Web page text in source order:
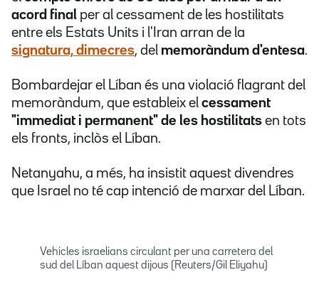
acord final per al cessament de les hostilitats
entre els Estats Units i l'Iran arran de la
signatura, dimecres, del memoràndum d'entesa.
Bombardejar el Líban és una violació flagrant del
memoràndum, que estableix el cessament
"immediat i permanent" de les hostilitats en tots
els fronts, inclòs el Líban.
Netanyahu, a més, ha insistit aquest divendres
que Israel no té cap intenció de marxar del Líban.
Vehicles israelians circulant per una carretera del
sud del Líban aquest dijous (Reuters/Gil Eliyahu)